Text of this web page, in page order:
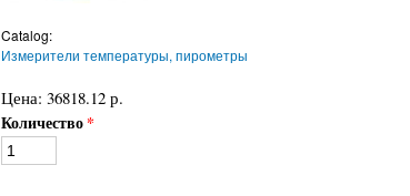
Catalog:
Измерители температуры, пирометры
Цена: 36818.12 р.
Количество*